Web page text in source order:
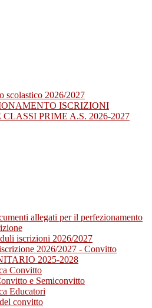
scolastico 2026/2027
ISCRIZIONI
PRIME A.S. 2026-2027
allegati per il perfezionamento
iscrizioni 2026/2027
2026/2027 - Convitto
2025-2028
Convitto
e Semiconvitto
Educatori
convitto